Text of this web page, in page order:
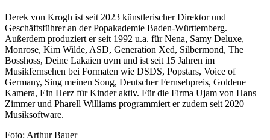
Derek von Krogh ist seit 2023 künstlerischer Direktor und
Geschäftsführer an der Popakademie Baden-Württemberg.
Außerdem produziert er seit 1992 u.a. für Nena, Samy Deluxe,
Monrose, Kim Wilde, ASD, Generation Xed, Silbermond, The
Bosshoss, Deine Lakaien uvm und ist seit 15 Jahren im
Musikfernsehen bei Formaten wie DSDS, Popstars, Voice of
Germany, Sing meinen Song, Deutscher Fernsehpreis, Goldene
Kamera, Ein Herz für Kinder aktiv. Für die Firma Ujam von Hans
Zimmer und Pharell Williams programmiert er zudem seit 2020
Musiksoftware.
Foto: Arthur Bauer